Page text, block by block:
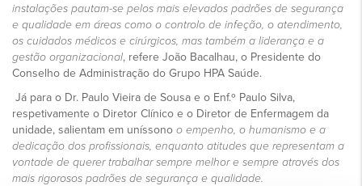
instalações pautam-se pelos mais elevados padrões de segurança
e qualidade em áreas como o controlo de infeção, o atendimento,
os cuidados médicos e cirúrgicos, mas também a liderança e a
gestão organizacional, refere João Bacalhau, o Presidente do
Conselho de Administração do Grupo HPA Saúde.
Já para o Dr. Paulo Vieira de Sousa e o Enf.º Paulo Silva,
respetivamente o Diretor Clínico e o Diretor de Enfermagem da
unidade, salientam em uníssono o empenho, o humanismo e a
dedicação dos profissionais, enquanto atitudes que representam a
vontade de querer trabalhar sempre melhor e sempre através dos
mais rigorosos padrões de segurança e qualidade.